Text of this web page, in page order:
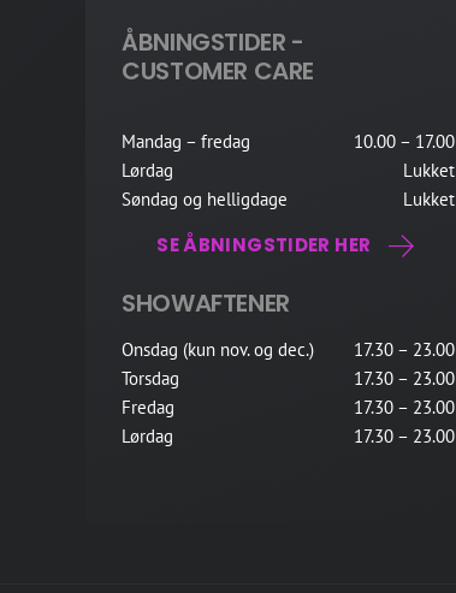
ÅBNINGSTIDER -
CUSTOMER CARE
Mandag – fredag
10.00 – 17.00
Lørdag
Lukket
Søndag og helligdage
Lukket
SE ÅBNINGSTIDER HER
SHOWAFTENER
Onsdag (kun nov. og dec.)
17.30 – 23.00
Torsdag
17.30 – 23.00
Fredag
17.30 – 23.00
Lørdag
17.30 – 23.00